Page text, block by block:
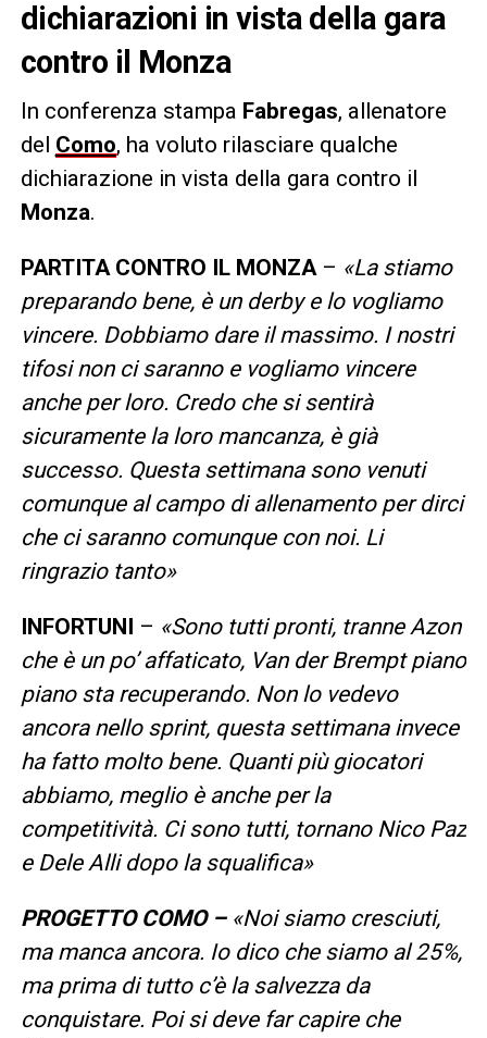
dichiarazioni in vista della gara
contro il Monza
In conferenza stampa Fabregas, allenatore
del Como, ha voluto rilasciare qualche
dichiarazione in vista della gara contro il
Monza.
PARTITA CONTRO IL MONZA – «La stiamo
preparando bene, è un derby e lo vogliamo
vincere. Dobbiamo dare il massimo. I nostri
tifosi non ci saranno e vogliamo vincere
anche per loro. Credo che si sentirà
sicuramente la loro mancanza, è già
successo. Questa settimana sono venuti
comunque al campo di allenamento per dirci
che ci saranno comunque con noi. Li
ringrazio tanto»
INFORTUNI – «Sono tutti pronti, tranne Azon
che è un po’ affaticato, Van der Brempt piano
piano sta recuperando. Non lo vedevo
ancora nello sprint, questa settimana invece
ha fatto molto bene. Quanti più giocatori
abbiamo, meglio è anche per la
competitività. Ci sono tutti, tornano Nico Paz
e Dele Alli dopo la squalifica»
PROGETTO COMO –«Noi siamo cresciuti,
ma manca ancora. Io dico che siamo al 25%,
ma prima di tutto c’è la salvezza da
conquistare. Poi si deve far capire che